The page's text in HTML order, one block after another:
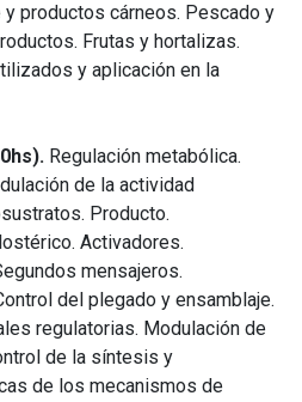
y productos cárneos. Pescado y
Frutas y hortalizas.
y aplicación en la
Regulación metabólica.
de la actividad
Producto.
Activadores.
mensajeros.
del plegado y ensamblaje.
regulatorias. Modulación de
de la síntesis y
de los mecanismos de